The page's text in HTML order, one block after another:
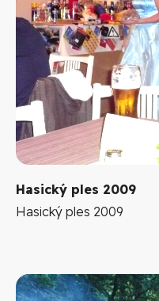
Hasický ples 2009
Hasický ples 2009